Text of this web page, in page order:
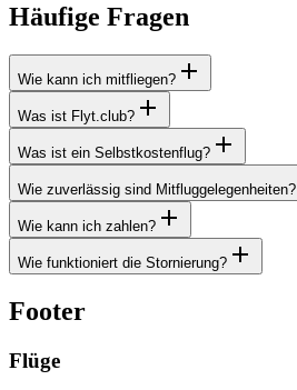
Häufige Fragen
Wie kann ich mitfliegen?
Was ist Flyt.club?
Was ist ein Selbstkostenflug?
Wie zuverlässig sind Mitfluggelegenheiten?
Wie kann ich zahlen?
Wie funktioniert die Stornierung?
Footer
Flüge